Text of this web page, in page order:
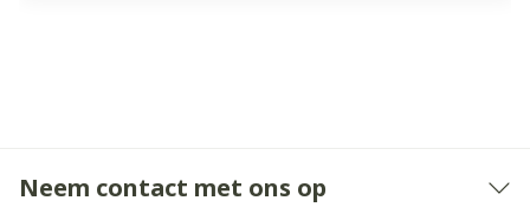
Neem contact met ons op